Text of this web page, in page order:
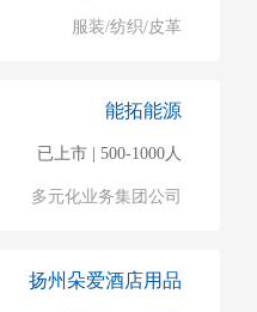
服装/纺织/皮革
能拓能源
已上市 | 500-1000人
多元化业务集团公司
扬州朵爱酒店用品